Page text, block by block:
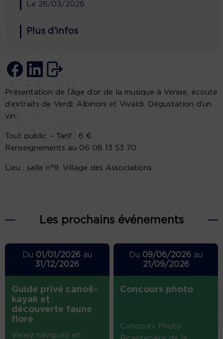
Le 26/03/2026
Plus d'infos
Présentation de l’âge d’or de la musique à Venise, écoute
d’extraits de Verdi, Albinoni et Vivaldi. Dégustation d’un
vin.
Tout public – Tarif : 6 €.
Renseignements au 06 08 13 53 70.
Lieu : salle n°9, Village des Associations.
Les prochains événements
Du 01/01/2026au
31/12/2026
Guide privé canoë-
kayak et
découverte faune
flore
Venez naviguez en
Du 09/06/2026 au
21/09/2026
Concours photo
Concours Photo